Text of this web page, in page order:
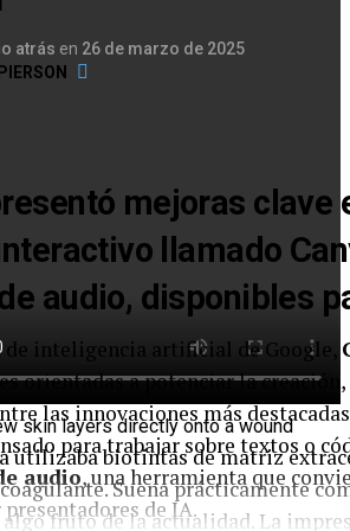
skin layers directly onto a wound
utilizaba biotintas de matriz
Suena prácticamente
algo fruto de la actualidad. La
atrás en 26 de marzo de 2025
mejoras clave
llamado
audio, disponibles
inteligencia artificial de Google,
orientadas a potenciar la
las innovaciones más
para trabajar sobre textos o
audio, una herramienta que
de IA.